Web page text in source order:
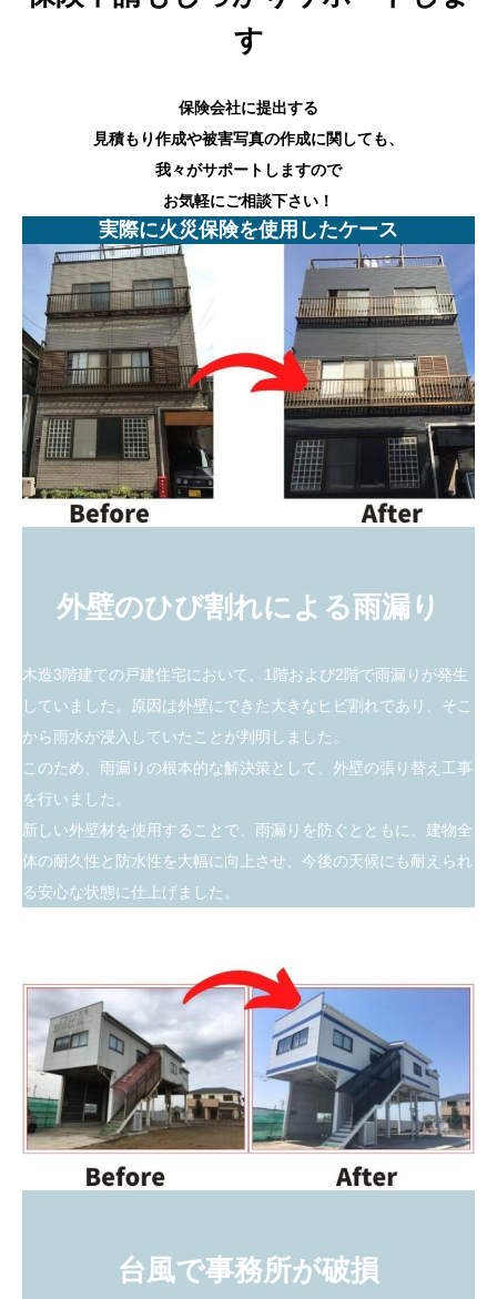
す
保険会社に提出する
見積もり作成や被害写真の作成に関しても、
我々がサポートしますので
お気軽にご相談下さい！
実際に火災保険を使用したケース
外壁のひび割れによる雨漏り
木造3階建ての戸建住宅において、1階および2階で雨漏りが発生
していました。原因は外壁にできた大きなヒビ割れであり、そこ
から雨水が浸入していたことが判明しました。
このため、雨漏りの根本的な解決策として、外壁の張り替え工事
を行いました。
新しい外壁材を使用することで、雨漏りを防ぐとともに、建物全
体の耐久性と防水性を大幅に向上させ、今後の天候にも耐えられ
る安心な状態に仕上げました。
台風で事務所が破損